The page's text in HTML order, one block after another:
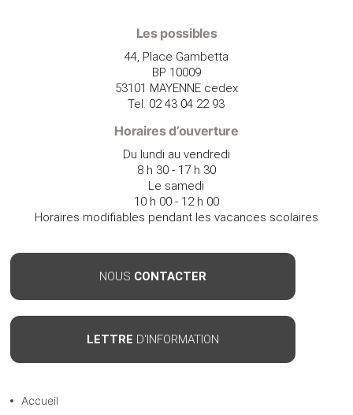
Les possibles
44, Place Gambetta
BP 10009
53101 MAYENNE cedex
Tel. 02 43 04 22 93
Horaires d’ouverture
Du lundi au vendredi
8 h 30 - 17 h 30
Le samedi
10 h 00 - 12 h 00
Horaires modifiables pendant les vacances scolaires
NOUS CONTACTER
LETTRE D'INFORMATION
Accueil